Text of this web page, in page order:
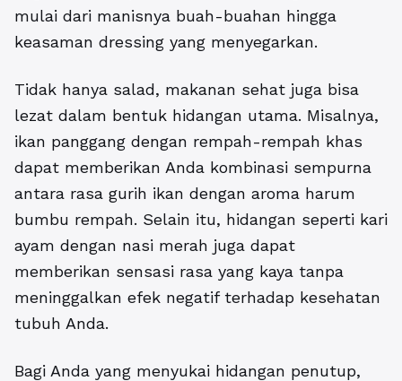
mulai dari manisnya buah-buahan hingga
keasaman dressing yang menyegarkan.
Tidak hanya salad, makanan sehat juga bisa
lezat dalam bentuk hidangan utama. Misalnya,
ikan panggang dengan rempah-rempah khas
dapat memberikan Anda kombinasi sempurna
antara rasa gurih ikan dengan aroma harum
bumbu rempah. Selain itu, hidangan seperti kari
ayam dengan nasi merah juga dapat
memberikan sensasi rasa yang kaya tanpa
meninggalkan efek negatif terhadap kesehatan
tubuh Anda.
Bagi Anda yang menyukai hidangan penutup,